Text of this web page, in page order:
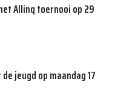
Allinq toernooi op 29
jeugd op maandag 17